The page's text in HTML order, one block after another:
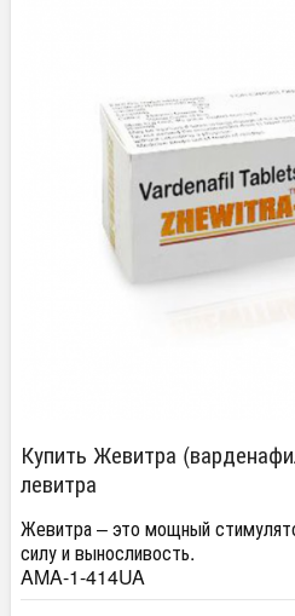
Купить Жевитра
левитра
Жевитра – это мощный
силу и выносливость.
AMA-1-414UA